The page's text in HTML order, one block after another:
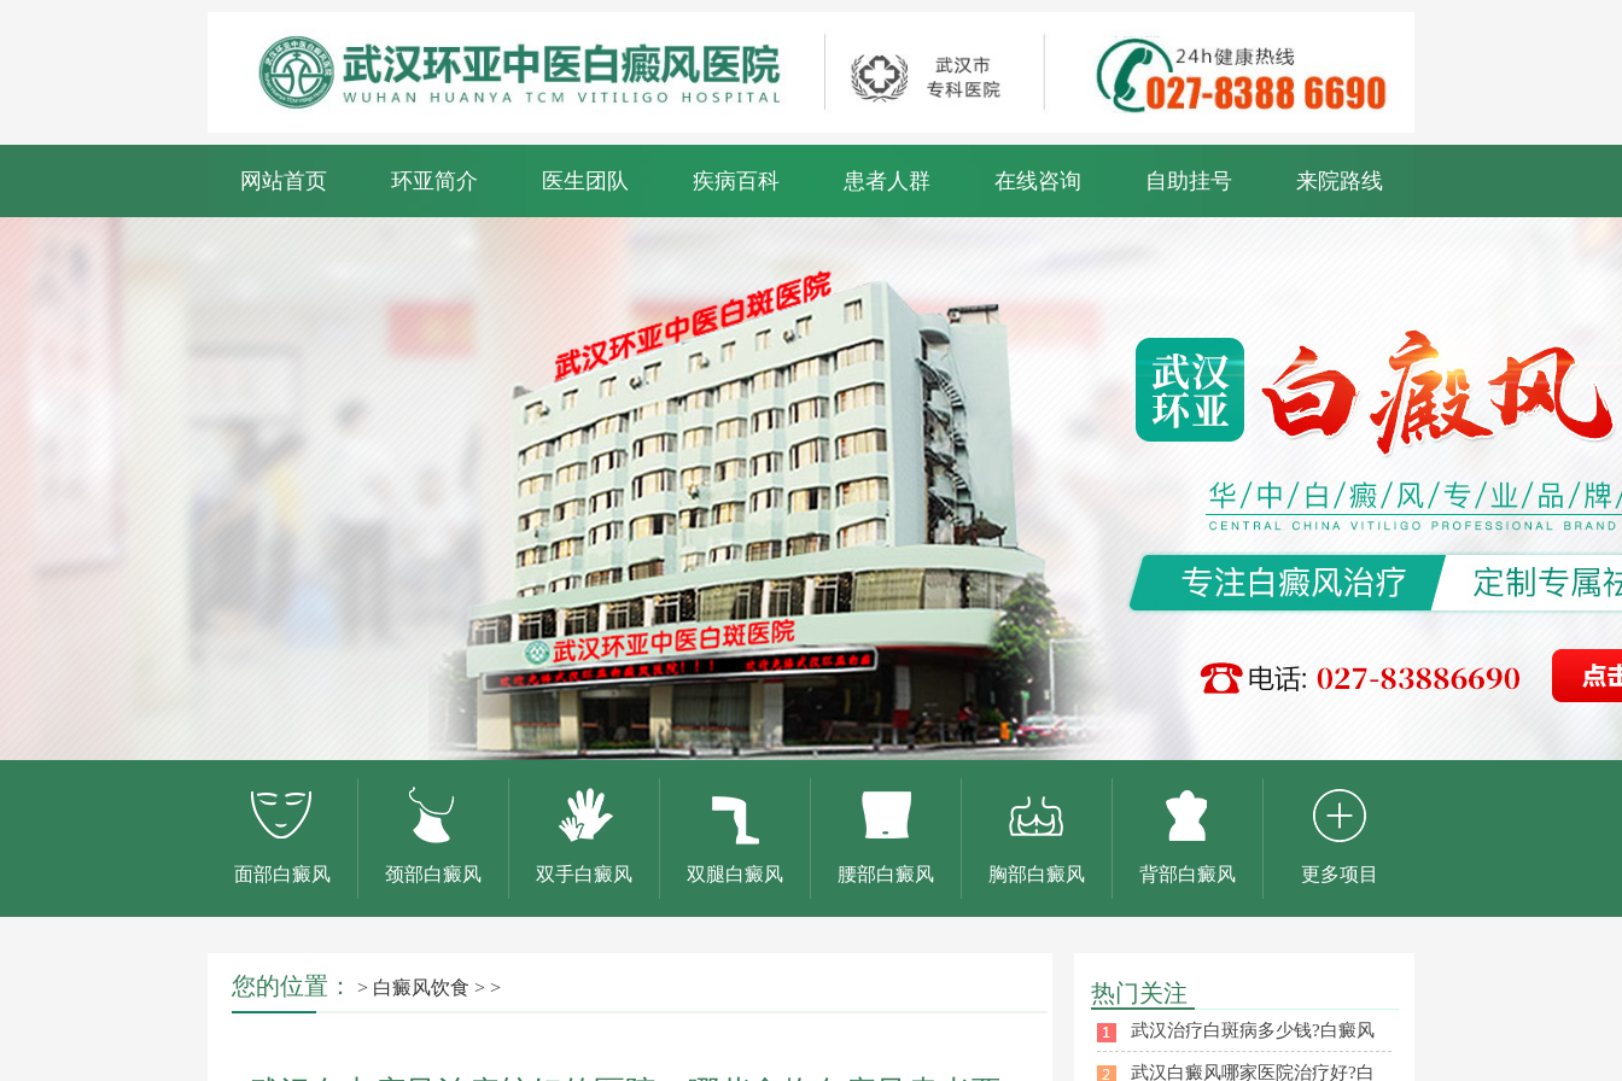
网站首页 环亚简介 医生团队 疾病百科 患者人群 在线咨询 自助挂号 来院路线
面部白癜风 颈部白癜风 双手白癜风 双腿白癜风 腰部白癜风 胸部白癜风 背部白癜风 更多项目
您的位置： > 白癜风饮食 > > 热门关注
武汉治疗白斑病多少钱?白癜风
武汉白癜风哪家医院治疗好?白